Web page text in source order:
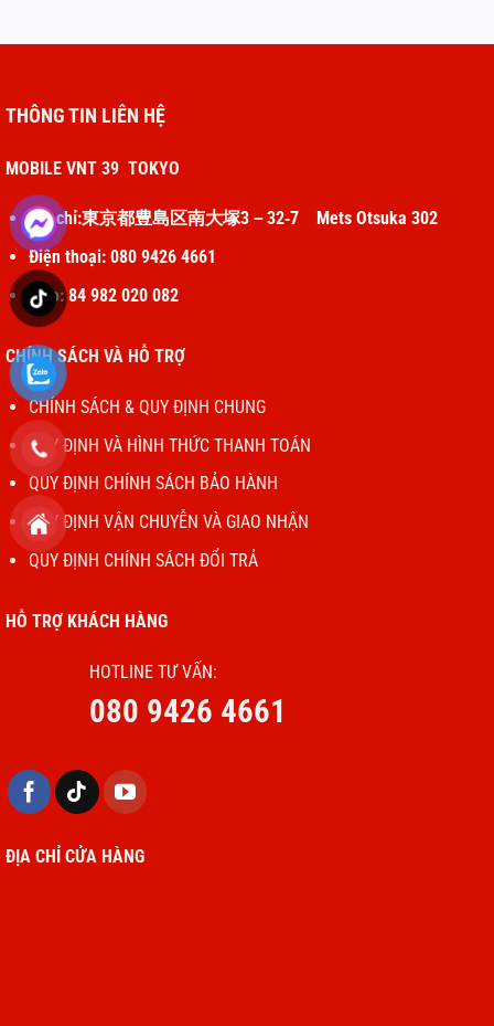
THÔNG TIN LIÊN HỆ
MOBILE VNT 39 TOKYO
Địa chỉ:東京都豊島区南大塚3－32‐7 Mets Otsuka 302
Điện thoại: 080 9426 4661
Zalo: 84 982 020 082
CHÍNH SÁCH VÀ HỖ TRỢ
CHÍNH SÁCH & QUY ĐỊNH CHUNG
QUY ĐỊNH VÀ HÌNH THỨC THANH TOÁN
QUY ĐỊNH CHÍNH SÁCH BẢO HÀNH
QUY ĐỊNH VẬN CHUYỄN VÀ GIAO NHẬN
QUY ĐỊNH CHÍNH SÁCH ĐỔI TRẢ
HỖ TRỢ KHÁCH HÀNG
HOTLINE TƯ VẤN:
080 9426 4661
ĐỊA CHỈ CỬA HÀNG